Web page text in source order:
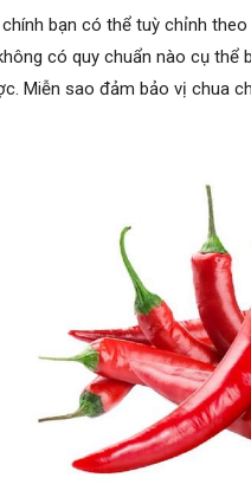
bạn có thể tuỳ chỉnh theo
có quy chuẩn nào cụ thể
Miễn sao đảm bảo vị chua